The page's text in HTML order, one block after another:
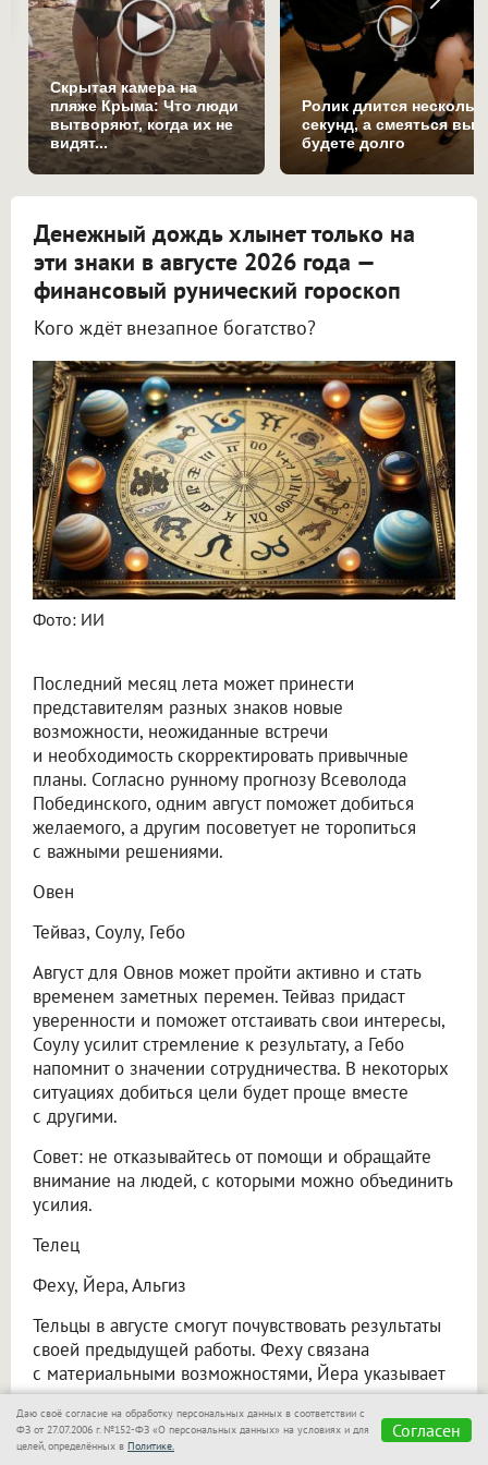
Скрытая камера на
пляже Крыма: Что люди
вытворяют, когда их не
видят...
Ролик длится
секунд, а смеяться вы
будете долго
Денежный дождь хлынет только на
эти знаки в августе 2026 года —
финансовый рунический гороскоп
Кого ждёт внезапное богатство?
Фото: ИИ
Последний месяц лета может принести
представителям разных знаков новые
возможности, неожиданные встречи
и необходимость скорректировать привычные
планы. Согласно рунному прогнозу Всеволода
Побединского, одним август поможет добиться
желаемого, а другим посоветует не торопиться
с важными решениями.
Овен
Тейваз, Соулу, Гебо
Август для Овнов может пройти активно и стать
временем заметных перемен. Тейваз придаст
уверенности и поможет отстаивать свои интересы,
Соулу усилит стремление к результату, а Гебо
напомнит о значении сотрудничества. В некоторых
ситуациях добиться цели будет проще вместе
с другими.
Совет: не отказывайтесь от помощи и обращайте
внимание на людей, с которыми можно объединить
усилия.
Телец
Феху, Йера, Альгиз
Тельцы в августе смогут почувствовать результаты
своей предыдущей работы. Феху связана
с материальными возможностями, Йера указывает
на постепенное получение плодов вложенных
усилий, а Альгиз призывает бережнее относиться
к тому, что уже удалось приобрести. Резкие
Даю своё согласие на обработку персональных данных в соответствии с
ФЗ от 27.07.2006 г. №152-ФЗ «О персональных данных» на условиях и для
целей, определённых в Политике.
Согласен